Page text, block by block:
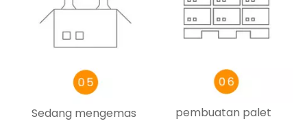
Sedang mengemas pembuatan palet